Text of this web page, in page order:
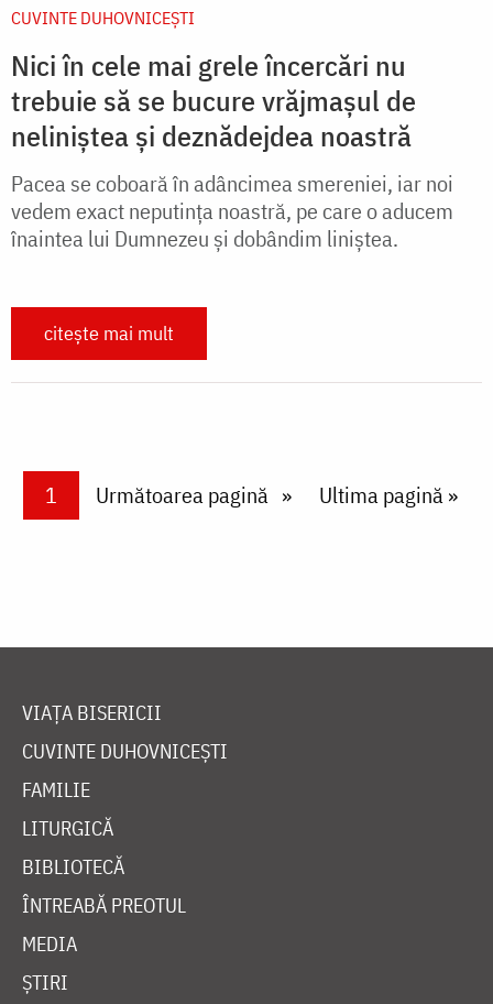
CUVINTE DUHOVNICEȘTI
Nici în cele mai grele încercări nu
trebuie să se bucure vrăjmașul de
neliniștea și deznădejdea noastră
Pacea se coboară în adâncimea smereniei, iar noi
vedem exact neputința noastră, pe care o aducem
înaintea lui Dumnezeu și dobândim liniștea.
citește mai mult
PaginareCurrent page
1 Next page
Următoarea pagină Last page
Ultima pagină »
VIAȚA BISERICII
CUVINTE DUHOVNICEȘTI
FAMILIE
LITURGICĂ
BIBLIOTECĂ
ÎNTREABĂ PREOTUL
MEDIA
ȘTIRI